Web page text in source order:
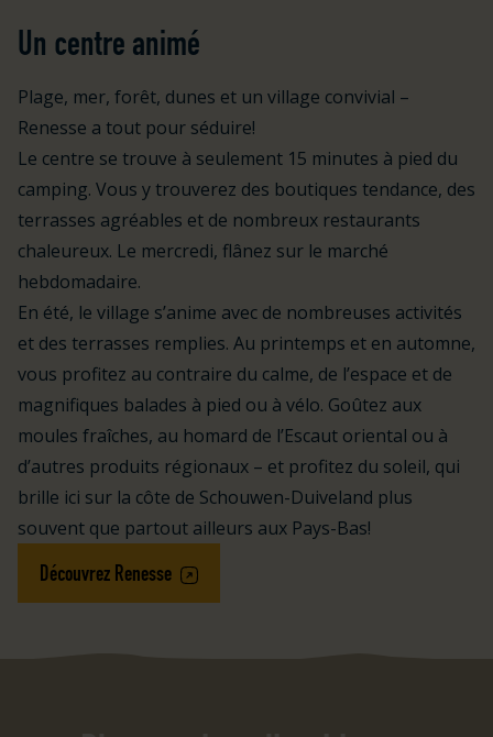
Un centre animé
Plage, mer, forêt, dunes et un village convivial –
Renesse a tout pour séduire!
Le centre se trouve à seulement 15 minutes à pied du
camping. Vous y trouverez des boutiques tendance, des
terrasses agréables et de nombreux restaurants
chaleureux. Le mercredi, flânez sur le marché
hebdomadaire.
En été, le village s’anime avec de nombreuses activités
et des terrasses remplies. Au printemps et en automne,
vous profitez au contraire du calme, de l’espace et de
magnifiques balades à pied ou à vélo. Goûtez aux
moules fraîches, au homard de l’Escaut oriental ou à
d’autres produits régionaux – et profitez du soleil, qui
brille ici sur la côte de Schouwen-Duiveland plus
souvent que partout ailleurs aux Pays-Bas!
Découvrez Renesse